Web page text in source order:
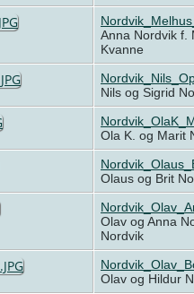
Anna Nordvik f.
Kvanne
Nils og Sigrid
Ola K. og Marit
Olaus og Brit
Olav og Anna
Nordvik
Olav og Hildur